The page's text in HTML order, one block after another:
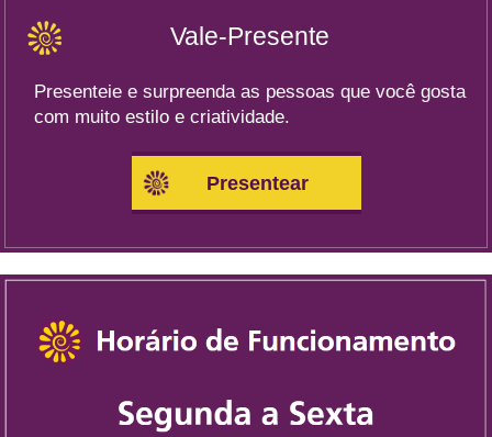
Vale-Presente
Presenteie e surpreenda as pessoas que você gosta
com muito estilo e criatividade.
Presentear